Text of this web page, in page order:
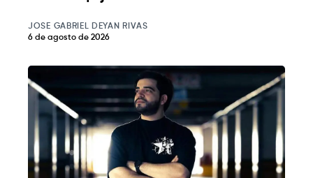
JOSE GABRIEL DEYAN RIVAS
6 de agosto de 2026